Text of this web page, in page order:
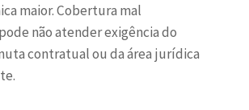
maior. Cobertura mal
não atender exigência do
contratual ou da área jurídica